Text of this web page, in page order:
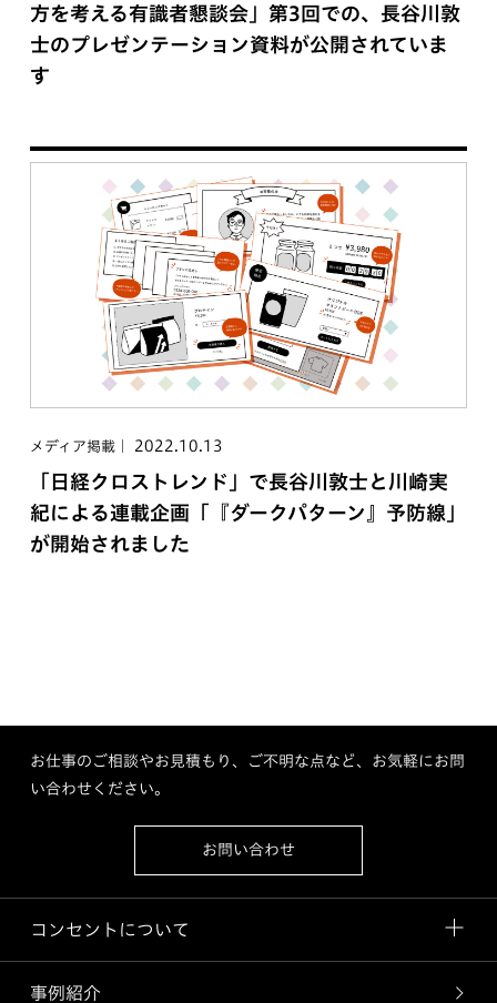
方を考える有識者懇談会」第3回での、長谷川敦
士のプレゼンテーション資料が公開されていま
す
メディア掲載 2022.10.13
「日経クロストレンド」で長谷川敦士と川崎実
紀による連載企画「『ダークパターン』予防線」
が開始されました
お仕事のご相談やお見積もり、ご不明な点など、お気軽にお問
い合わせください。
お問い合わせ
コンセントについて
事例紹介